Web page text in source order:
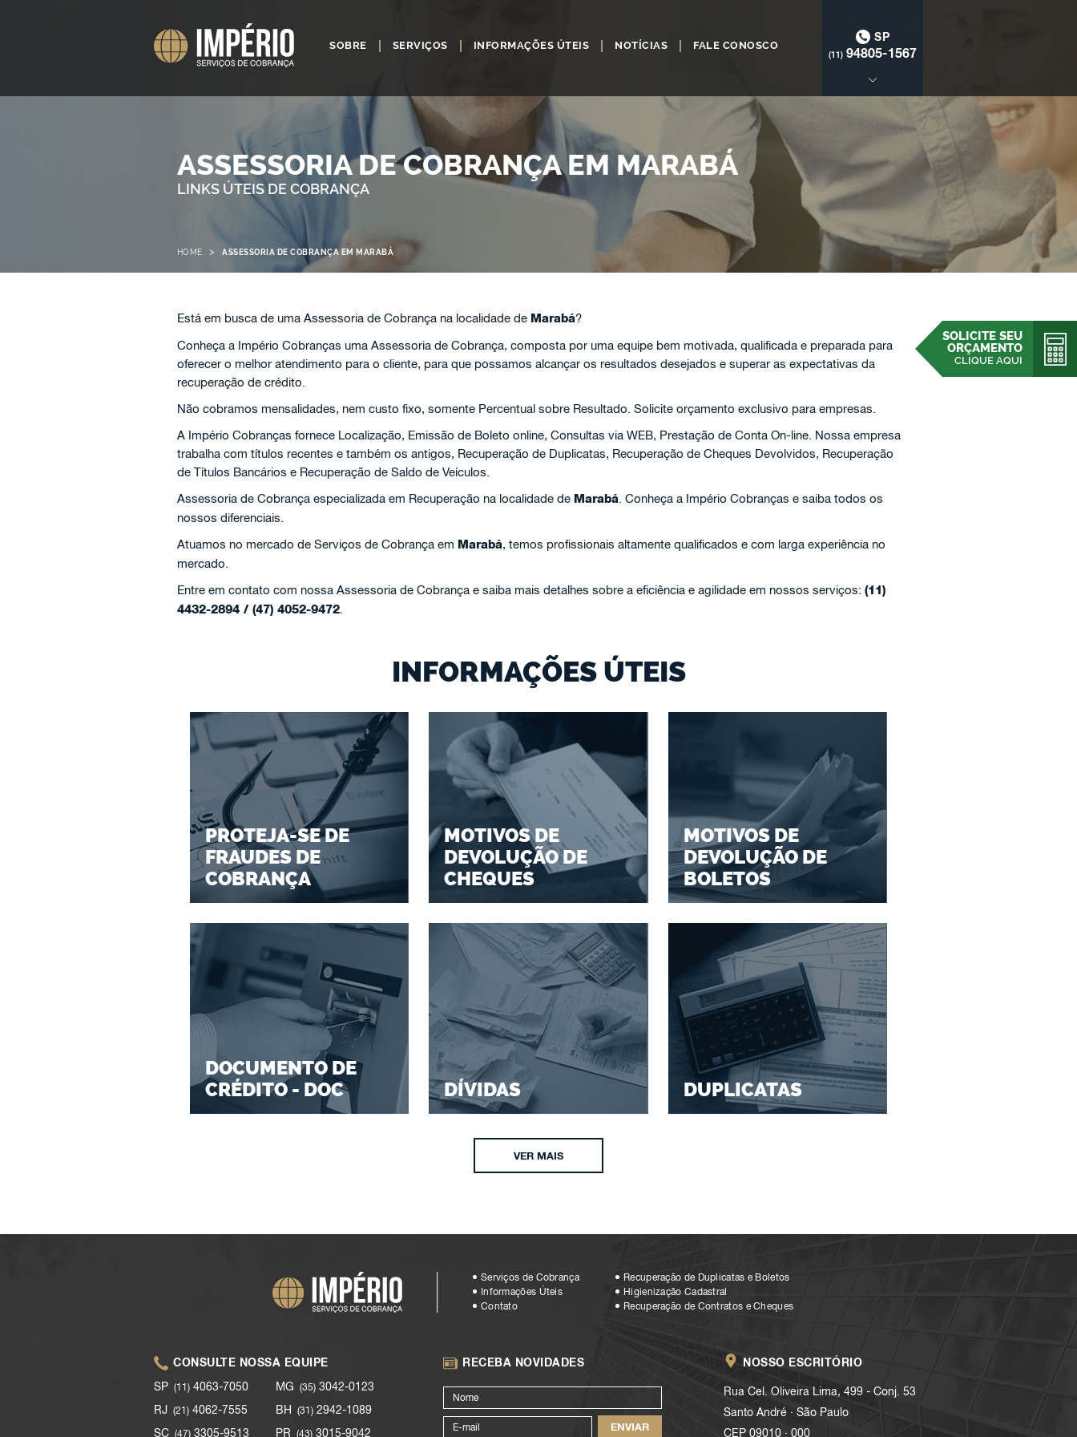
SOBRE SERVIÇOS INFORMAÇÕES ÚTEIS NOTÍCIAS FALE CONOSCO
SP
(11) 94805-1567
SOLICITE SEU
ORÇAMENTO
CLIQUE AQUI
ASSESSORIA DE COBRANÇA EM MARABÁ
LINKS ÚTEIS DE COBRANÇA
HOME > ASSESSORIA DE COBRANÇA EM MARABÁ
Está em busca de uma Assessoria de Cobrança na localidade de Marabá?
Conheça a Império Cobranças uma Assessoria de Cobrança, composta por uma equipe bem motivada, qualificada e preparada para
oferecer o melhor atendimento para o cliente, para que possamos alcançar os resultados desejados e superar as expectativas da
recuperação de crédito.
Não cobramos mensalidades, nem custo fixo, somente Percentual sobre Resultado. Solicite orçamento exclusivo para empresas.
A Império Cobranças fornece Localização, Emissão de Boleto online, Consultas via WEB, Prestação de Conta On-line. Nossa empresa
trabalha com títulos recentes e também os antigos, Recuperação de Duplicatas, Recuperação de Cheques Devolvidos, Recuperação
de Títulos Bancários e Recuperação de Saldo de Veículos.
Assessoria de Cobrança especializada em Recuperação na localidade de Marabá. Conheça a Império Cobranças e saiba todos os
nossos diferenciais.
Atuamos no mercado de Serviços de Cobrança em Marabá, temos profissionais altamente qualificados e com larga experiência no
mercado.
Entre em contato com nossa Assessoria de Cobrança e saiba mais detalhes sobre a eficiência e agilidade em nossos serviços: (11)
4432-2894 / (47) 4052-9472.
INFORMAÇÕES ÚTEIS
PROTEJA-SE DE
FRAUDES DE
COBRANÇA
MOTIVOS DE
DEVOLUÇÃO DE
CHEQUES
MOTIVOS DE
DEVOLUÇÃO DE
BOLETOS
DOCUMENTO DE
CRÉDITO - DOC
DÍVIDAS DUPLICATAS
VER MAIS
Serviços de Cobrança
Informações Úteis
Contato
Recuperação de Duplicatas e Boletos
Higienização Cadastral
Recuperação de Contratos e Cheques
CONSULTE NOSSA EQUIPE
SP (11) 4063-7050
RJ (21) 4062-7555
SC (47) 3305-9513
MG (35) 3042-0123
BH (31) 2942-1089
PR (43) 3015-9042
RECEBA NOVIDADES NOSSO ESCRITÓRIO
Rua Cel. Oliveira Lima, 499 - Conj. 53
Santo André . São Paulo
CEP 09010 . 000